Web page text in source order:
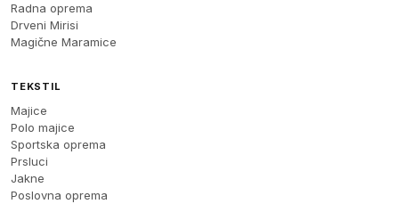
Radna oprema
Drveni Mirisi
Magične Maramice
TEKSTIL
Majice
Polo majice
Sportska oprema
Prsluci
Jakne
Poslovna oprema